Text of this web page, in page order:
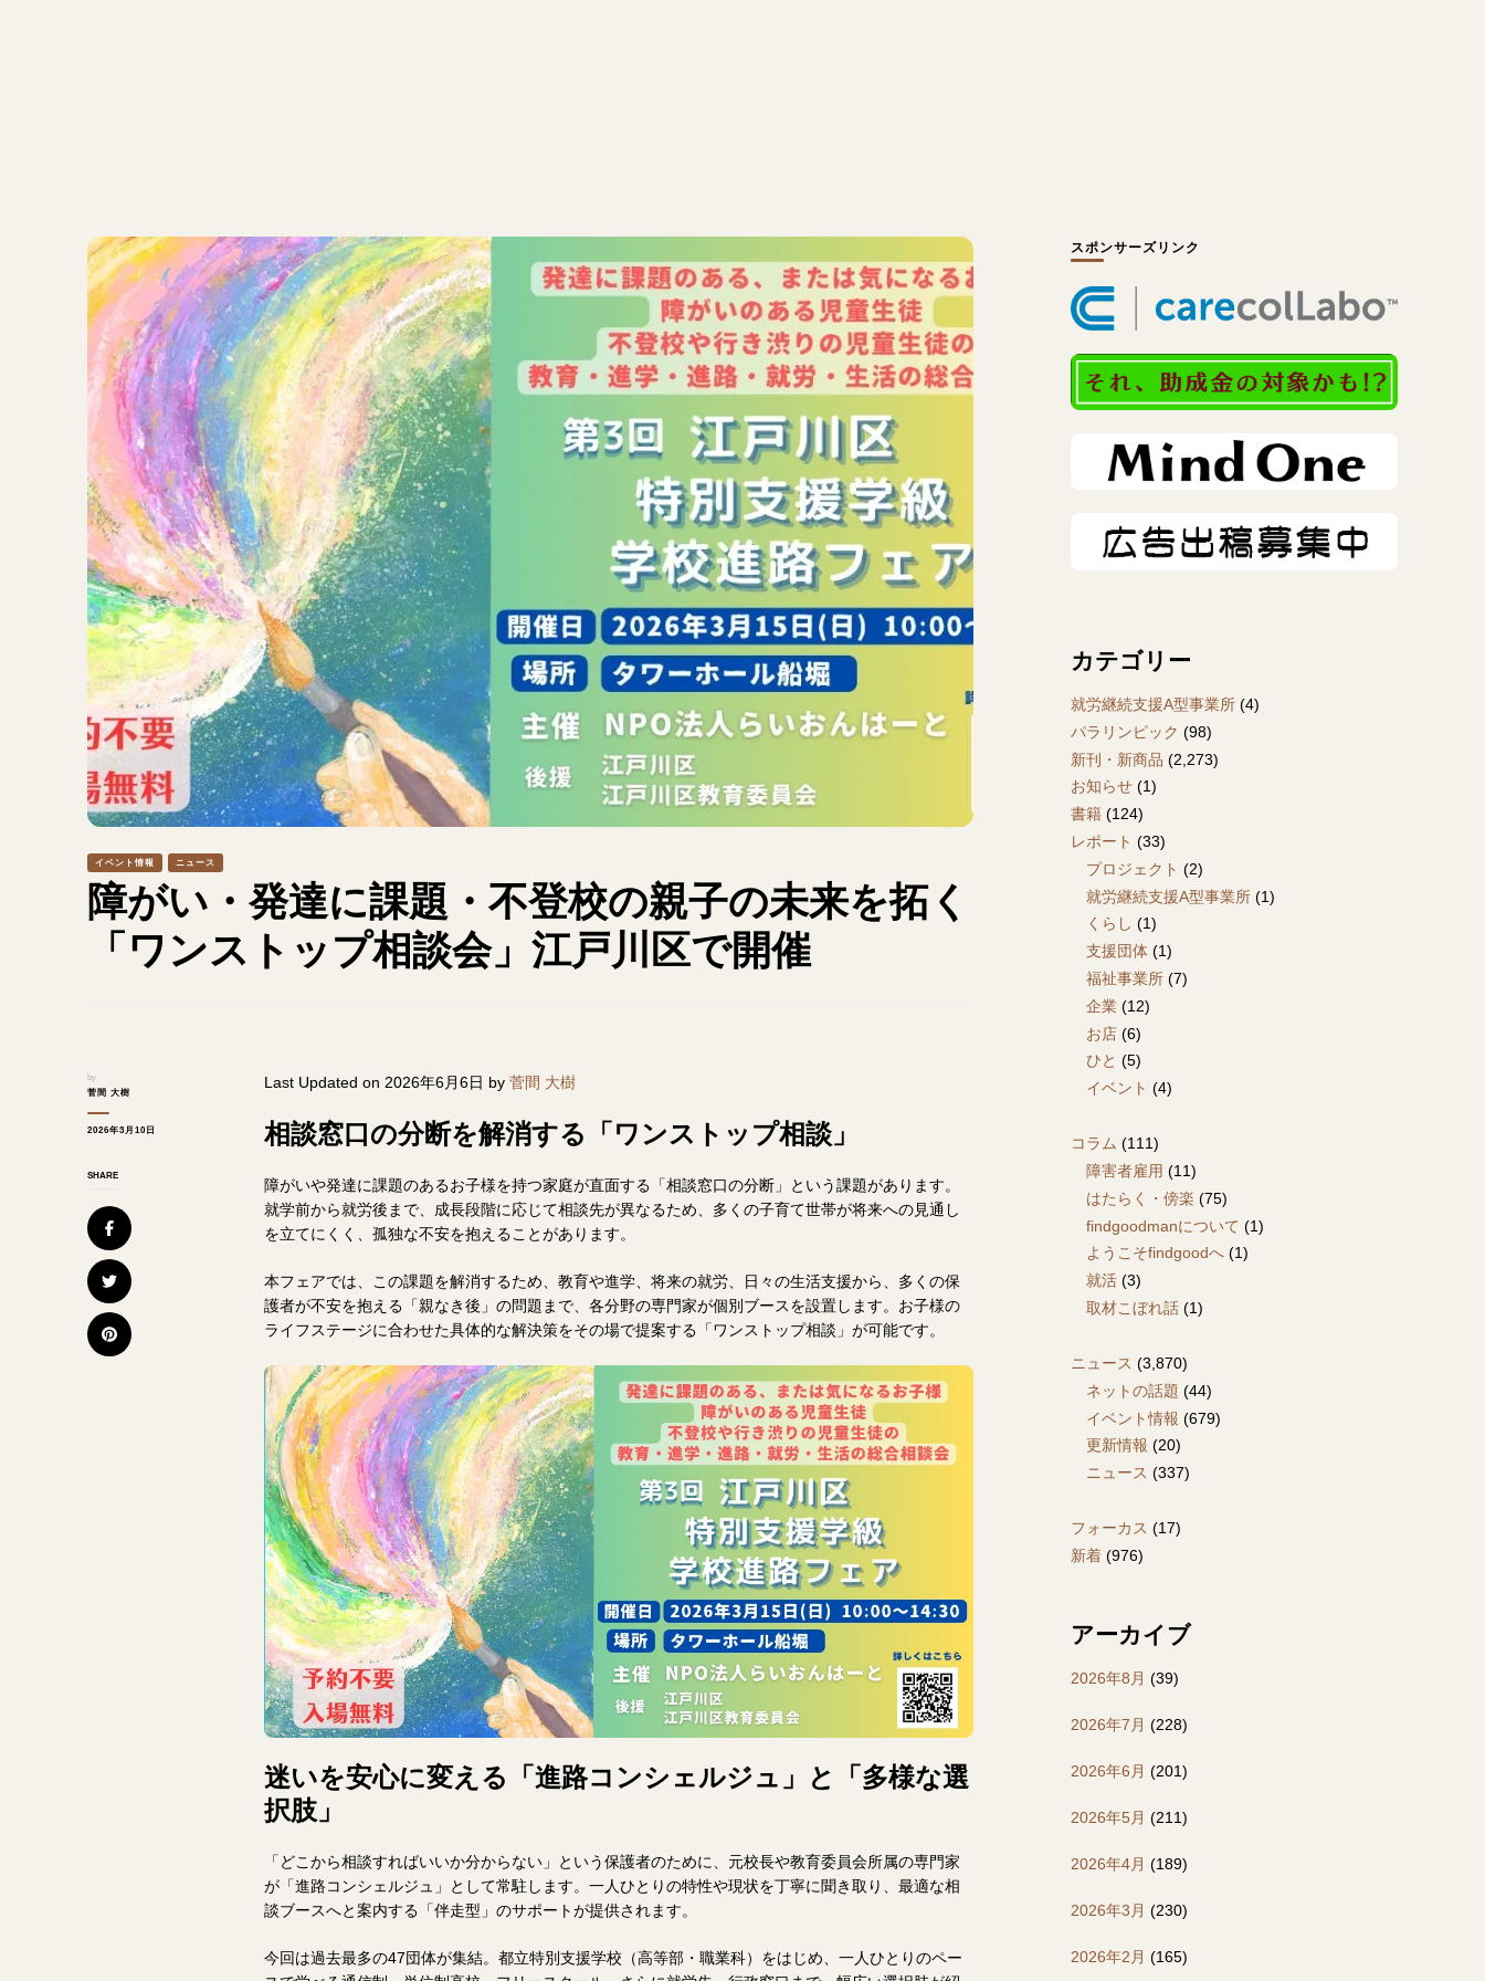
イベント情報 ニュース
障がい・発達に課題・不登校の親子の未来を拓く
「ワンストップ相談会」江戸川区で開催
by
菅間 大樹
2026年3月10日
SHARE
Last Updated on 2026年6月6日 by 菅間 大樹
相談窓口の分断を解消する「ワンストップ相談」
障がいや発達に課題のあるお子様を持つ家庭が直面する「相談窓口の分断」という課題があります。
就学前から就労後まで、成長段階に応じて相談先が異なるため、多くの子育て世帯が将来への見通し
を立てにくく、孤独な不安を抱えることがあります。
本フェアでは、この課題を解消するため、教育や進学、将来の就労、日々の生活支援から、多くの保
護者が不安を抱える「親なき後」の問題まで、各分野の専門家が個別ブースを設置します。お子様の
ライフステージに合わせた具体的な解決策をその場で提案する「ワンストップ相談」が可能です。
迷いを安心に変える「進路コンシェルジュ」と「多様な選
択肢」
「どこから相談すればいいか分からない」という保護者のために、元校長や教育委員会所属の専門家
が「進路コンシェルジュ」として常駐します。一人ひとりの特性や現状を丁寧に聞き取り、最適な相
談ブースへと案内する「伴走型」のサポートが提供されます。
今回は過去最多の47団体が集結。都立特別支援学校（高等部・職業科）をはじめ、一人ひとりのペー
スポンサーズリンク
カテゴリー
就労継続支援A型事業所(4)
パラリンピック (98)
新刊・新商品 (2,273)
お知らせ(1)
書籍(124)
レポート (33)
プロジェクト (2)
就労継続支援A型事業所(1)
くらし (1)
支援団体(1)
福祉事業所(7)
企業(12)
お店(6)
ひと (5)
イベント (4)
コラム (111)
障害者雇用 (11)
はたらく・傍楽 (75)
findgoodmanについて (1)
ようこそfindgoodへ(1)
就活(3)
取材こぼれ話(1)
ニュース (3,870)
ネットの話題 (44)
イベント情報 (679)
更新情報 (20)
ニュース (337)
フォーカス (17)
新着(976)
アーカイブ
2026年8月 (39)
2026年7月 (228)
2026年6月 (201)
2026年5月 (211)
2026年4月 (189)
2026年3月 (230)
2026年2月 (165)